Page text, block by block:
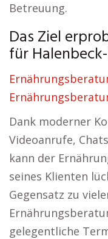
Betreuung.
Das Ziel
für
Dank moderner
Videoanrufe,
kann der
seines Klienten
Gegensatz zu
gelegentliche